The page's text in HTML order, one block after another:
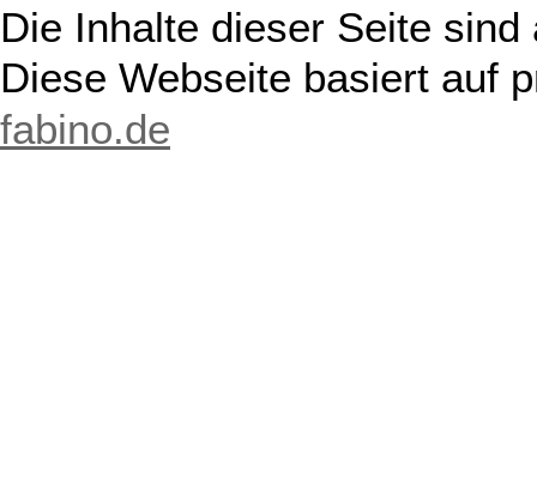
Die Inhalte dieser Seite
Diese Webseite basiert auf
fabino.de